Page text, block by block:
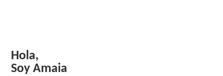
Hola,
Soy Amaia